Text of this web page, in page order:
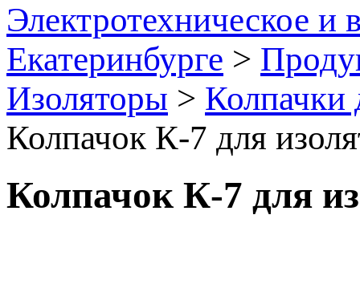
Электротехническое и
Екатеринбурге >
Изоляторы >
Колпачок К-7 для
Колпачок К-7 для